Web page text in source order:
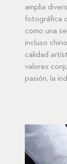
amplia
fotográfica
como una
incluso
calidad
valores
pasión, la